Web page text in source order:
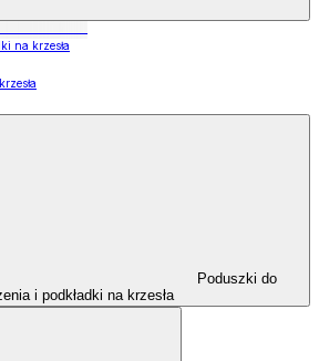
na krzesła
Poduszki do
i podkładki na krzesła